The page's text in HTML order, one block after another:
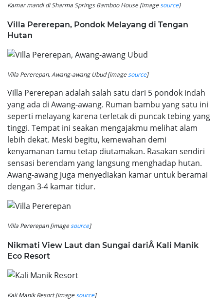
Kamar mandi di Sharma Springs Bamboo House [imagesource]
Villa Pererepan, Pondok Melayang di Tengan
Hutan
Villa Pererepan, Awang-awang Ubud [imagesource]
Villa Pererepan adalah salah satu dari 5 pondok indah
yang ada di Awang-awang. Ruman bambu yang satu ini
seperti melayang karena terletak di puncak tebing yang
tinggi. Tempat ini seakan mengajakmu melihat alam
lebih dekat. Meski begitu, kemewahan demi
kenyamanan tamu tetap diutamakan. Rasakan sendiri
sensasi berendam yang langsung menghadap hutan.
Awang-awang juga menyediakan kamar untuk beramai
dengan 3-4 kamar tidur.
Villa Pererepan [imagesource]
Nikmati View Laut dan Sungai dariÂ Kali Manik
Eco Resort
Kali Manik Resort [imagesource]